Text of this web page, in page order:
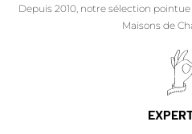
Depuis 2010, notre sélection
Maisons de